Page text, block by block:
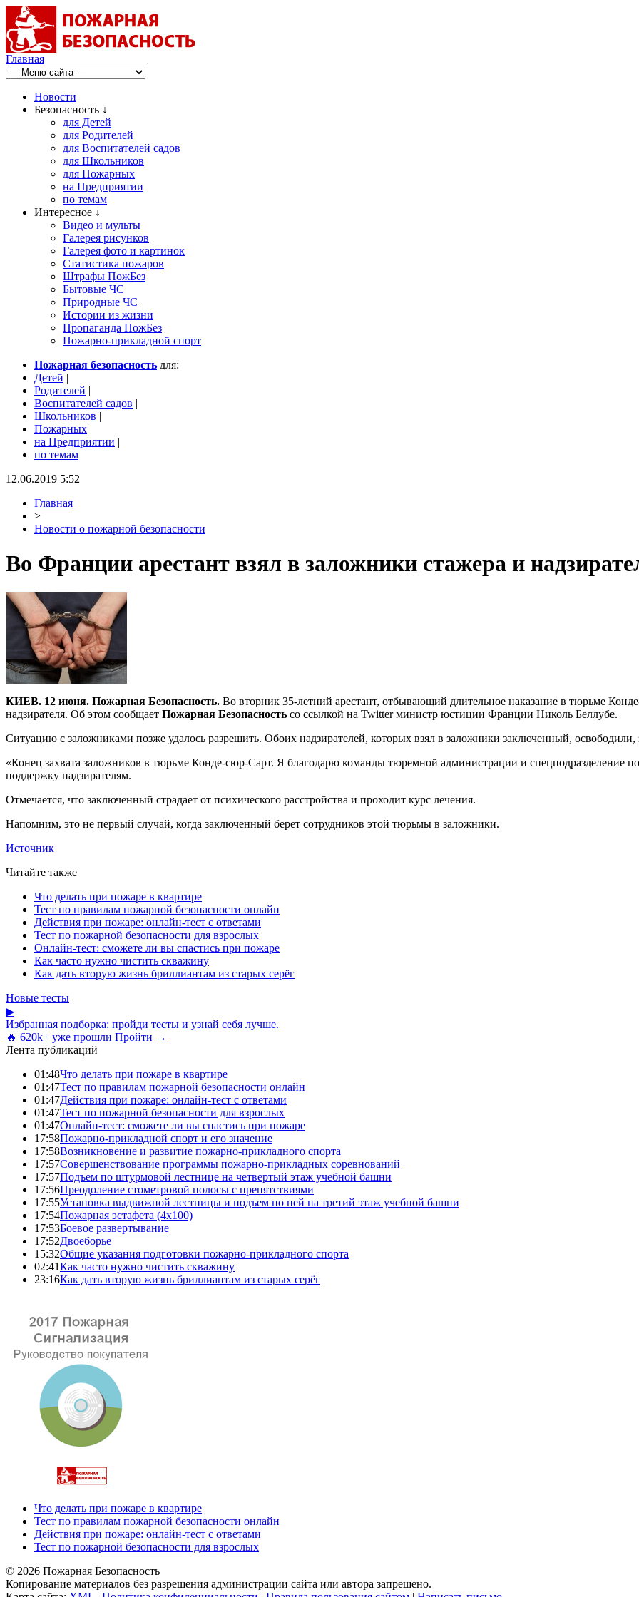
Главная
Новости
Безопасность ↓
для Детей
для Родителей
для Воспитателей садов
для Школьников
для Пожарных
на Предприятии
по темам
Интересное ↓
Видео и мульты
Галерея рисунков
Галерея фото и картинок
Статистика пожаров
Штрафы ПожБез
Бытовые ЧС
Природные ЧС
Истории из жизни
Пропаганда ПожБез
Пожарно-прикладной спорт
Пожарная безопасность для:
Детей |
Родителей |
Воспитателей садов |
Школьников |
Пожарных |
на Предприятии |
по темам
12.06.2019 5:52
Главная
>
Новости о пожарной безопасности
Во Франции арестант взял в заложники стажера и
КИЕВ. 12 июня. Пожарная Безопасность. Во вторник 35-летний арестант, отбывающий длительное наказание в тюрьме
надзирателя. Об этом сообщает Пожарная Безопасность со ссылкой на Twitter министр юстиции Франции Николь Беллубе.
Ситуацию с заложниками позже удалось разрешить. Обоих надзирателей, которых взял в заложники заключенный, освободили,
«Конец захвата заложников в тюрьме Конде-сюр-Сарт. Я благодарю команды тюремной администрации и спецподразделение
поддержку надзирателям.
Отмечается, что заключенный страдает от психического расстройства и проходит курс лечения.
Напомним, это не первый случай, когда заключенный берет сотрудников этой тюрьмы в заложники.
Источник
Читайте также
Что делать при пожаре в квартире
Тест по правилам пожарной безопасности онлайн
Действия при пожаре: онлайн-тест с ответами
Тест по пожарной безопасности для взрослых
Онлайн-тест: сможете ли вы спастись при пожаре
Как часто нужно чистить скважину
Как дать вторую жизнь бриллиантам из старых серёг
Новые тесты
▶
Избранная подборка: пройди тесты и узнай себя лучше.
🔥 620k+ уже прошли Пройти →
Лента публикаций
01:48Что делать при пожаре в квартире
01:47Тест по правилам пожарной безопасности онлайн
01:47Действия при пожаре: онлайн-тест с ответами
01:47Тест по пожарной безопасности для взрослых
01:47Онлайн-тест: сможете ли вы спастись при пожаре
17:58Пожарно-прикладной спорт и его значение
17:58Возникновение и развитие пожарно-прикладного спорта
17:57Совершенствование программы пожарно-прикладных соревнований
17:57Подъем по штурмовой лестнице на четвертый этаж учебной башни
17:56Преодоление стометровой полосы с препятствиями
17:55Установка выдвижной лестницы и подъем по ней на третий этаж учебной башни
17:54Пожарная эстафета (4x100)
17:53Боевое развертывание
17:52Двоеборье
15:32Общие указания подготовки пожарно-прикладного спорта
02:41Как часто нужно чистить скважину
23:16Как дать вторую жизнь бриллиантам из старых серёг
Что делать при пожаре в квартире
Тест по правилам пожарной безопасности онлайн
Действия при пожаре: онлайн-тест с ответами
Тест по пожарной безопасности для взрослых
© 2026 Пожарная Безопасность
Копирование материалов без разрешения администрации сайта или автора запрещено.